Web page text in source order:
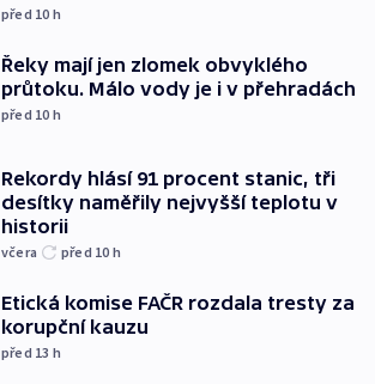
před 10 h
Řeky mají jen zlomek obvyklého
průtoku. Málo vody je i v přehradách
před 10 h
Rekordy hlásí 91 procent stanic, tři
desítky naměřily nejvyšší teplotu v
historii
včera před 10 h
Etická komise FAČR rozdala tresty za
korupční kauzu
před 13 h